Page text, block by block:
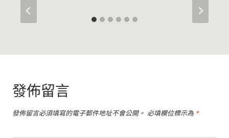
發佈留言
發佈留言必須填寫的電子郵件地址不會公開。 必填欄位標示為 *